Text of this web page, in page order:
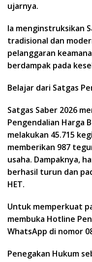
ujarnya.
Ia menginstruksikan
tradisional dan
pelanggaran
berdampak pada
Belajar dari Satgas
Satgas Saber 2026
Pengendalian Harga
melakukan 45.715
memberikan 987
usaha. Dampaknya,
berhasil turun dan
HET.
Untuk memperkuat
membuka Hotline
WhatsApp di nomor
Penegakan Hukum